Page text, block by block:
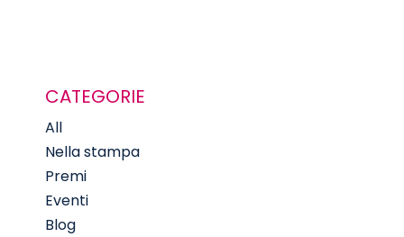
CATEGORIE
All
Nella stampa
Premi
Eventi
Blog